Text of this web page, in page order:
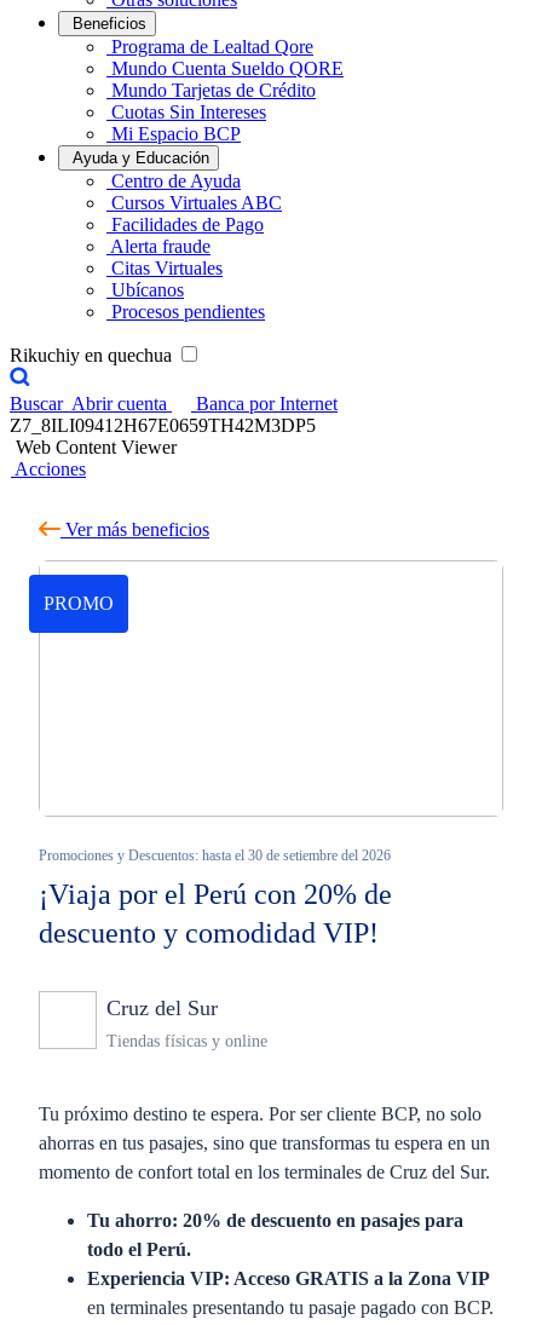
Beneficios
Programa de Lealtad Qore
Mundo Cuenta Sueldo QORE
Mundo Tarjetas de Crédito
Cuotas Sin Intereses
Mi Espacio BCP
Ayuda y Educación
Centro de Ayuda
Cursos Virtuales ABC
Facilidades de Pago
Alerta fraude
Citas Virtuales
Ubícanos
Procesos pendientes
Rikuchiy en quechua
Buscar Abrir cuenta
Banca por Internet
Z7_8ILI09412H67E0659TH42M3DP5
Web Content Viewer
Acciones
Ver más beneficios
PROMO
Promociones y Descuentos: hasta el 30 de setiembre del 2026
¡Viaja por el Perú con 20% de
descuento y comodidad VIP!
Cruz del Sur
Tiendas físicas y online
Tu próximo destino te espera. Por ser cliente BCP, no solo
ahorras en tus pasajes, sino que transformas tu espera en un
momento de confort total en los terminales de Cruz del Sur.
Tu ahorro: 20% de descuento en pasajes para
todo el Perú.
Experiencia VIP: Acceso GRATIS a la Zona VIP
en terminales presentando tu pasaje pagado con BCP.